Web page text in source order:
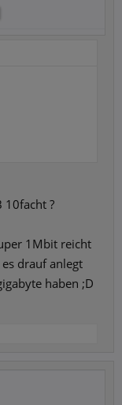
10facht ?
1Mbit reicht
drauf anlegt
haben ;D